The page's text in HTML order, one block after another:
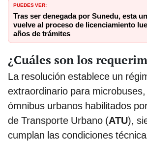
PUEDES VER:
Tras ser denegada por Sunedu, esta
vuelve al proceso de licenciamiento
años de trámites
¿Cuáles son los
La resolución establece un
extraordinario para
ómnibus urbanos habilitados
de Transporte Urbano (ATU),
cumplan las condiciones